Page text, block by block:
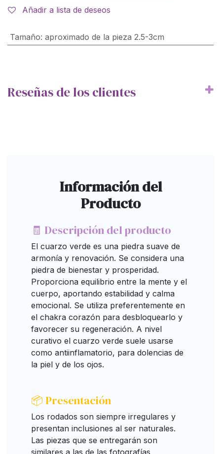
Añadir a lista de deseos
Tamaño: aproximado de la pieza 2.5-3cm
Reseñas de los clientes
Información del
Producto
🧾 Descripción del producto
El cuarzo verde es una piedra suave de
armonía y renovación. Se considera una
piedra de bienestar y prosperidad.
Proporciona equilibrio entre la mente y el
cuerpo, aportando estabilidad y calma
emocional. Se utiliza preferentemente en
el chakra corazón para desbloquearlo y
favorecer su regeneración. A nivel
curativo el cuarzo verde suele usarse
como antiinflamatorio, para dolencias de
la piel y de los ojos.
📦 Presentación
Los rodados son siempre irregulares y
presentan inclusiones al ser naturales.
Las piezas que se entregarán son
similares a las de las fotografías